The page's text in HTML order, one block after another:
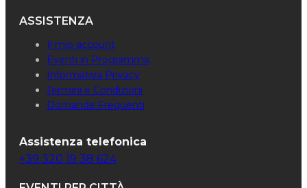
ASSISTENZA
Il mio account
Eventi in Programma
Informativa Privacy
Termini e Condizioni
Domande Frequenti
Assistenza telefonica
+39 320 19 38 624